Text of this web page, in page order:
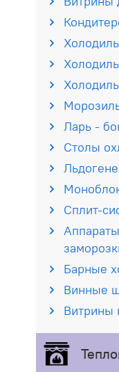
Ларь -
Столы
Сплит-
Барные
Винные
Витрины